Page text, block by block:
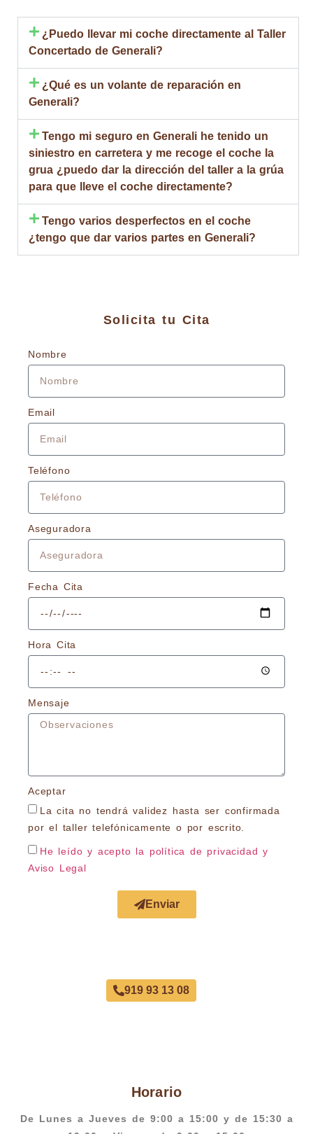
¿Puedo llevar mi coche directamente al Taller
Concertado de Generali?
¿Qué es un volante de reparación en
Generali?
Tengo mi seguro en Generali he tenido un
siniestro en carretera y me recoge el coche la
grua ¿puedo dar la dirección del taller a la grúa
para que lleve el coche directamente?
Tengo varios desperfectos en el coche
¿tengo que dar varios partes en Generali?
Solicita tu Cita
Nombre
Email
Teléfono
Aseguradora
Fecha Cita
Hora Cita
Mensaje
Aceptar
La cita no tendrá validez hasta ser confirmada
por el taller telefónicamente o por escrito.
He leído y acepto la política de privacidad y
Aviso Legal
Enviar
919 93 13 08
Horario
De Lunes a Jueves de 9:00 a 15:00 y de 15:30 a